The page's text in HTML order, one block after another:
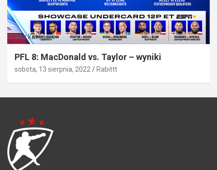
Bez kategorii
PFL 8: MacDonald vs. Taylor – wyniki
sobota, 13 sierpnia, 2022 Rabittt